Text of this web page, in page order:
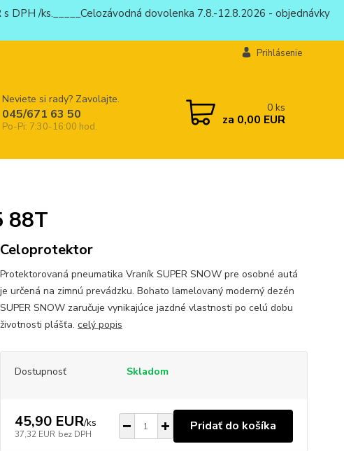
DPH /ks._____Celozávodná dovolenka 7.8.-12.8.2026 - objednávky
Prihlásenie
Neviete si rady? Zavolajte.
045/671 63 50
Po-Pi: 7:30-16:00 hod.
0 ks
za 0,00 EUR
88T
Celoprotektor
Protektorovaná pneumatika Vraník SUPER SNOW pre osobné autá
je určená na zimnú prevádzku. Bohato lamelovaný moderný dezén
SUPER SNOW zaručuje vynikajúce jazdné vlastnosti po celú dobu
životnosti plášťa. celý popis
Dostupnosť Skladom
45,90 EUR/ks
37,32 EUR bez DPH
Pridať do košíka